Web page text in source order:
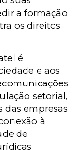
a formação
os direitos
é
e aos
setorial,
das empresas
à
de